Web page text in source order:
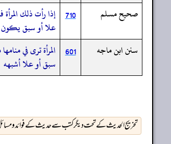
صحيح مسلم
710 إذا رأت ذلك
علا أو سبق يكون
سنن ابن ماجه
601
المرأة ترى في
سبق أو علا أشبهه
تخریج الحدیث کے تحت دیگر کتب سے حدیث کے فوائد و